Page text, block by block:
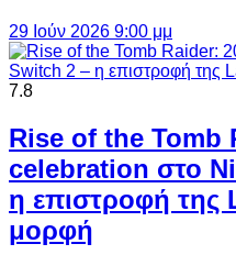
29 Ιούν 2026 9:00 μμ
7.8
Rise of the Tomb
celebration στο
η επιστροφή της
μορφή